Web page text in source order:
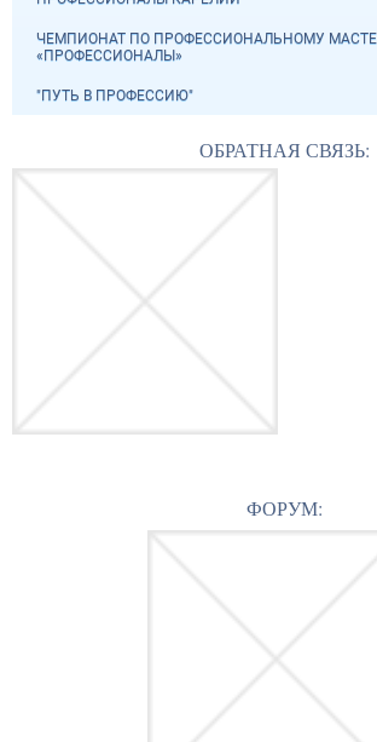
ЧЕМПИОНАТ ПО ПРОФЕССИОНАЛЬНОМУ
«ПРОФЕССИОНАЛЫ»
"ПУТЬ В ПРОФЕССИЮ"
ОБРАТНАЯ СВЯЗЬ:
ФОРУМ: